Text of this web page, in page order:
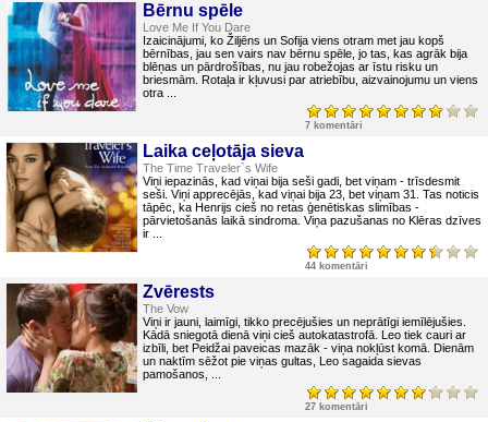
Bērnu spēle
Love Me If You Dare
Izaicinājumi, ko Žiljēns un Sofija viens otram met jau kopš
bērnības, jau sen vairs nav bērnu spēle, jo tas, kas agrāk bija
blēņas un pārdrošības, nu jau robežojas ar īstu risku un
briesmām. Rotaļa ir kļuvusi par atriebību, aizvainojumu un viens
otra ...
7 komentāri
Laika ceļotāja sieva
The Time Traveler`s Wife
Viņi iepazinās, kad viņai bija seši gadi, bet viņam - trīsdesmit
seši. Viņi apprecējās, kad viņai bija 23, bet viņam 31. Tas noticis
tāpēc, ka Henrijs cieš no retas ģenētiskas slimības -
pārvietošanās laikā sindroma. Viņa pazušanas no Klēras dzīves
ir ...
44 komentāri
Zvērests
The Vow
Viņi ir jauni, laimīgi, tikko precējušies un neprātīgi iemīlējušies.
Kādā sniegotā dienā viņi cieš autokatastrofā. Leo tiek cauri ar
izbīli, bet Peidžai paveicas mazāk - viņa nokļūst komā. Dienām
un naktīm sēžot pie viņas gultas, Leo sagaida sievas
pamošanos, ...
27 komentāri